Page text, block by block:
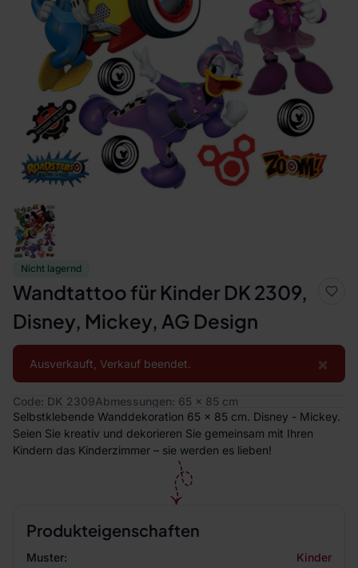
Nicht lagernd
Wandtattoo für Kinder DK 2309,
Disney, Mickey, AG Design
×
Ausverkauft, Verkauf beendet.
Code: DK 2309Abmessungen: 65 x 85 cm
Selbstklebende Wanddekoration 65 x 85 cm. Disney - Mickey.
Seien Sie kreativ und dekorieren Sie gemeinsam mit Ihren
Kindern das Kinderzimmer – sie werden es lieben!
Produkteigenschaften
Muster: Kinder